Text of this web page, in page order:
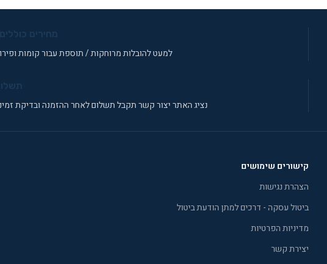
למעט להובלות מרוחקות / תוספת עבור קומות
נציג האתר יצור קשר תקבל תשלום לאחר ההזמנה ובדיקת
קישורים שימושים
הצהרת נגישות
ביטול עסקה - דרכים למתן הודעת ביטול
מדיניות הפרטיות
יצירת קשר